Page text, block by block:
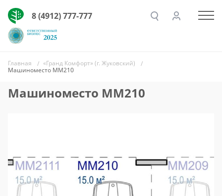
8 (4912) 777-777
Главная
«Гранд Комфорт» (г. Жуковский)
Машиноместо ММ210
Машиноместо ММ210